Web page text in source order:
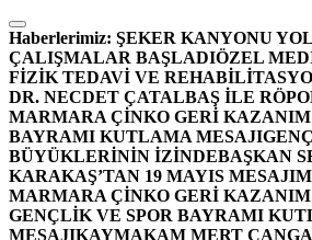
İçeriğe
atla
Haberlerimiz: ŞEKER KANYONU
ÇALIŞMALAR BAŞLADIÖZEL
FİZİK TEDAVİ VE
DR. NECDET ÇATALBAŞ İLE
MARMARA ÇİNKO GERİ
BAYRAMI KUTLAMA MESAJI
BÜYÜKLERİNİN İZİNDEBAŞKAN
KARAKAŞ’TAN 19 MAYIS MESAJI
MARMARA ÇİNKO GERİ KAZANIM
GENÇLİK VE SPOR BAYRAMI
MESAJIKAYMAKAM MERT